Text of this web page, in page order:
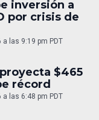
inversión a
por crisis de
las 9:19 pm PDT
$465
récord
las 6:48 pm PDT